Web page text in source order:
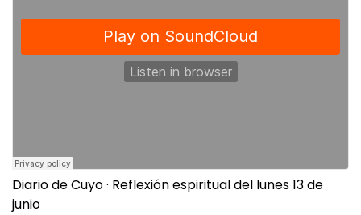
Diario de Cuyo· Reflexión espiritual del lunes 13 de
junio